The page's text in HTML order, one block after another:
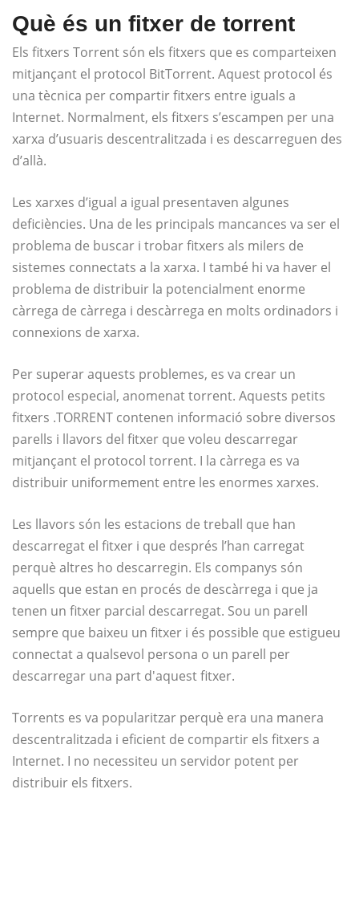
Què és un fitxer de torrent
Els fitxers Torrent són els fitxers que es comparteixen
mitjançant el protocol BitTorrent. Aquest protocol és
una tècnica per compartir fitxers entre iguals a
Internet. Normalment, els fitxers s’escampen per una
xarxa d’usuaris descentralitzada i es descarreguen des
d’allà.
Les xarxes d’igual a igual presentaven algunes
deficiències. Una de les principals mancances va ser el
problema de buscar i trobar fitxers als milers de
sistemes connectats a la xarxa. I també hi va haver el
problema de distribuir la potencialment enorme
càrrega de càrrega i descàrrega en molts ordinadors i
connexions de xarxa.
Per superar aquests problemes, es va crear un
protocol especial, anomenat torrent. Aquests petits
fitxers .TORRENT contenen informació sobre diversos
parells i llavors del fitxer que voleu descarregar
mitjançant el protocol torrent. I la càrrega es va
distribuir uniformement entre les enormes xarxes.
Les llavors són les estacions de treball que han
descarregat el fitxer i que després l’han carregat
perquè altres ho descarregin. Els companys són
aquells que estan en procés de descàrrega i que ja
tenen un fitxer parcial descarregat. Sou un parell
sempre que baixeu un fitxer i és possible que estigueu
connectat a qualsevol persona o un parell per
descarregar una part d'aquest fitxer.
Torrents es va popularitzar perquè era una manera
descentralitzada i eficient de compartir els fitxers a
Internet. I no necessiteu un servidor potent per
distribuir els fitxers.